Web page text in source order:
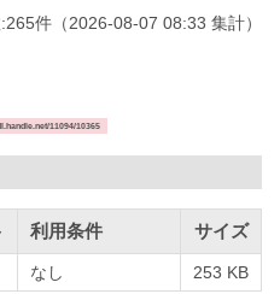
265件 （2026-08-07 08:33 集計）
11094/10365
利用条件 サイズ
なし 253 KB